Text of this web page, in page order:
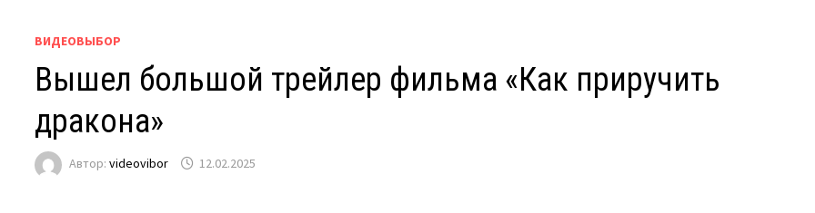
ВИДЕОВЫБОР
Вышел большой трейлер фильма «Как приручить
дракона»
Автор:videovibor 12.02.2025